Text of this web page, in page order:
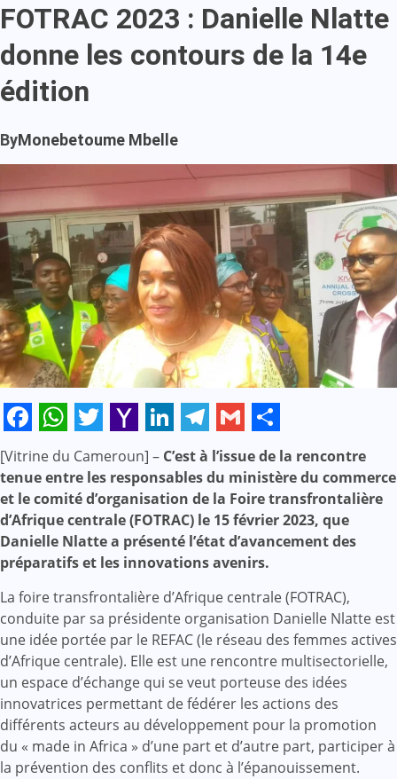
FOTRAC 2023 : Danielle Nlatte
donne les contours de la 14e
édition
ByMonebetoume Mbelle
Facebook
WhatsApp
Twitter
Yahoo
Mail
LinkedIn
Telegram
Gmail
Share
[Vitrine du Cameroun] – C’est à l’issue de la rencontre
tenue entre les responsables du ministère du commerce
et le comité d’organisation de la Foire transfrontalière
d’Afrique centrale (FOTRAC) le 15 février 2023, que
Danielle Nlatte a présenté l’état d’avancement des
préparatifs et les innovations avenirs.
La foire transfrontalière d’Afrique centrale (FOTRAC),
conduite par sa présidente organisation Danielle Nlatte est
une idée portée par le REFAC (le réseau des femmes actives
d’Afrique centrale). Elle est une rencontre multisectorielle,
un espace d’échange qui se veut porteuse des idées
innovatrices permettant de fédérer les actions des
différents acteurs au développement pour la promotion
du « made in Africa » d’une part et d’autre part, participer à
la prévention des conflits et donc à l’épanouissement.